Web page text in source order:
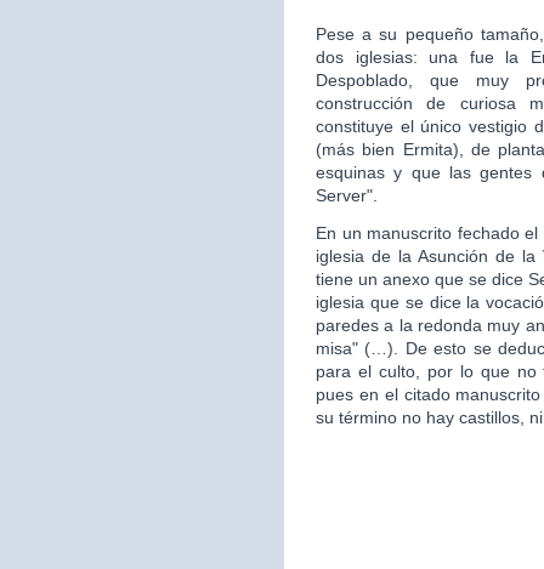
Pese a su pequeño
dos iglesias: una fue la
Despoblado, que muy
construcción de curiosa
constituye el único vestigio
(más bien Ermita), de
esquinas y que las gentes
Server".
En un manuscrito fechado
iglesia de la Asunción de
tiene un anexo que se dice
iglesia que se dice la
paredes a la redonda muy
misa" (…). De esto se
para el culto, por lo que no
pues en el citado
su término no hay castillos,